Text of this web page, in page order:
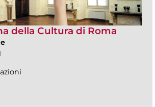
della Cultura di Roma